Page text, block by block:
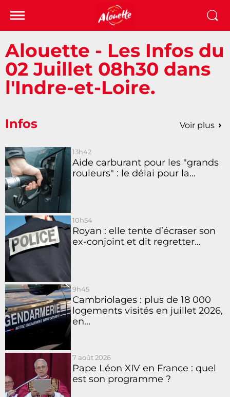
Alouette - Les Infos du
02 Juillet 08h30 dans
l'Indre-et-Loire.
Infos Voir plus
13h42
Aide carburant pour les "grands
rouleurs" : le délai pour la...
10h54
Royan : elle tente d’écraser son
ex-conjoint et dit regretter...
9h45
Cambriolages : plus de 18 000
logements visités en juillet 2026,
en...
7 août 2026
Pape Léon XIV en France : quel
est son programme ?